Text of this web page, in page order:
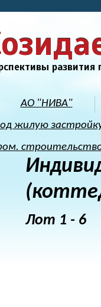
развития
АО "НИВА"
жилую
Лот 1 - 6